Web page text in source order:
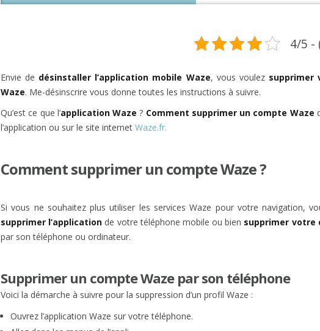
4/5 -
Envie de désinstaller l’application mobile Waze, vous voulez supprimer
Waze. Me-désinscrire vous donne toutes les instructions à suivre.
Qu’est ce que l’application Waze ? Comment supprimer un compte Waze
l’application ou sur le site internet Waze.fr.
Comment supprimer un compte Waze ?
Si vous ne souhaitez plus utiliser les services Waze pour votre navigation,
supprimer l’application de votre téléphone mobile ou bien supprimer votre
par son téléphone ou ordinateur.
Supprimer un compte Waze par son téléphone
Voici la démarche à suivre pour la suppression d’un profil Waze :
Ouvrez l’application Waze sur votre téléphone.